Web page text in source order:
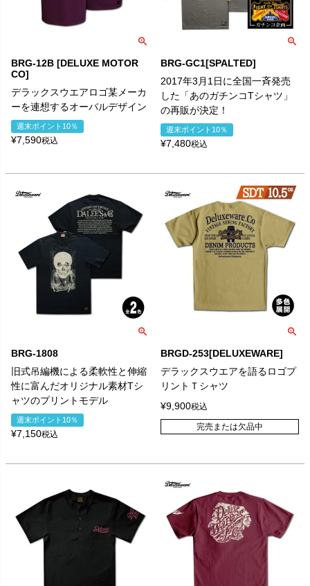
BRG-12B [DELUXE MOTOR
CO]
デラックスウエアロゴ某メーカ
ーを連想するオーバルデザイン
週末ポイント10％
¥7,590税込
BRG-GC1[SPALTED]
2017年3月1日に全国一斉発売
した「あのガチンコTシャツ」
の再販が決定！
週末ポイント10％
¥7,480税込
BRG-1808
旧式吊編機による柔軟性と伸縮
性に富んだオリジナル素材Tシ
ャツのプリントモデル
週末ポイント10％
¥7,150税込
BRGD-253[DELUXEWARE]
デラックスウエアを語るロゴプ
リントＴシャツ
¥9,900税込
完売または欠品中